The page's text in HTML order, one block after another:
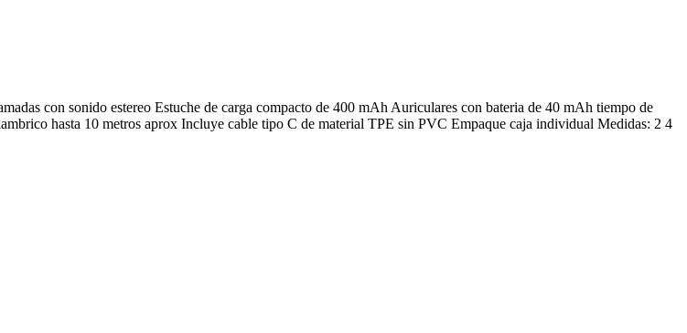
con sonido estereo Estuche de carga compacto de 400 mAh Auriculares con bateria de 40 mAh tiempo de
hasta 10 metros aprox Incluye cable tipo C de material TPE sin PVC Empaque caja individual Medidas: 2 4